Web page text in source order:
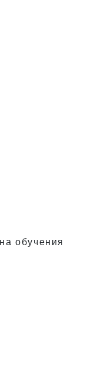
обучения